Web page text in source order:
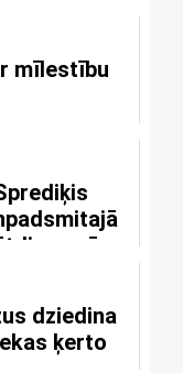
mīlestību
pēc
dziedina
ķerto